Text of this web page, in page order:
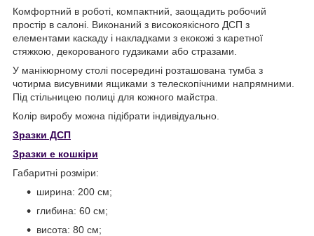
Комфортний в роботі, компактний, заощадить робочий
простір в салоні. Виконаний з високоякісного ДСП з
елементами каскаду і накладками з екокожі з каретної
стяжкою, декорованого гудзиками або стразами.
У манікюрному столі посередині розташована тумба з
чотирма висувними ящиками з телескопічними напрямними.
Під стільницею полиці для кожного майстра.
Колір виробу можна підібрати індивідуально.
Зразки ДСП
Зразки е кошкіри
Габаритні розміри:
ширина: 200 см;
глибина: 60 см;
висота: 80 см;